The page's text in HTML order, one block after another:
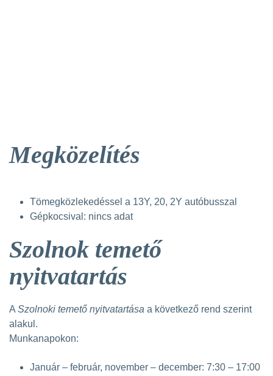
Megközelítés
Tömegközlekedéssel a 13Y, 20, 2Y autóbusszal
Gépkocsival: nincs adat
Szolnok temető
nyitvatartás
A Szolnoki temető nyitvatartása a következő rend szerint
alakul.
Munkanapokon:
Január – február, november – december: 7:30 – 17:00